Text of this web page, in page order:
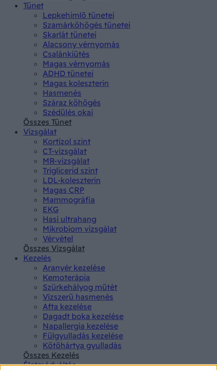
Tünet
Lepkehimlő tünetei
Szamárköhögés tünetei
Skarlát tünetei
Alacsony vérnyomás
Csalánkiütés
Magas vérnyomás
ADHD tünetei
Magas koleszterin
Hasmenés
Száraz köhögés
Szédülés okai
Összes Tünet
Vizsgálat
Kortizol szint
CT-vizsgálat
MR-vizsgálat
Triglicerid szint
LDL-koleszterin
Magas CRP
Mammográfia
EKG
Hasi ultrahang
Mikrobiom vizsgálat
Vérvétel
Összes Vizsgálat
Kezelés
Aranyér kezelése
Kemoterápia
Szürkehályog műtét
Vízszerű hasmenés
Afta kezelése
Dagadt boka kezelése
Napallergia kezelése
Fülgyulladás kezelése
Kötőhártya gyulladás
Összes Kezelés
Életmódváltás